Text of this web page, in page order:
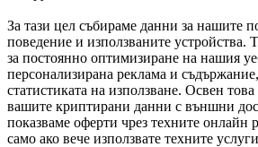
За тази цел събираме данни за нашите
поведение и използваните устройства.
за постоянно оптимизиране на нашия
персонализирана реклама и
статистиката на използване. Освен
вашите криптирани данни с външни
показваме оферти чрез техните
само ако вече използвате техните